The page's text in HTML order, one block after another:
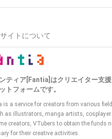
イトについて
ティア[Fantia]はクリエイター支援
トフォームです。
is a service for creators from various field
as illustrators, manga artists, cosplayer
creators, VTubers to obtain the funds n
for their creative activities.